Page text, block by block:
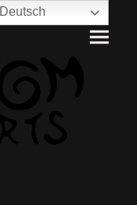
Deutsch